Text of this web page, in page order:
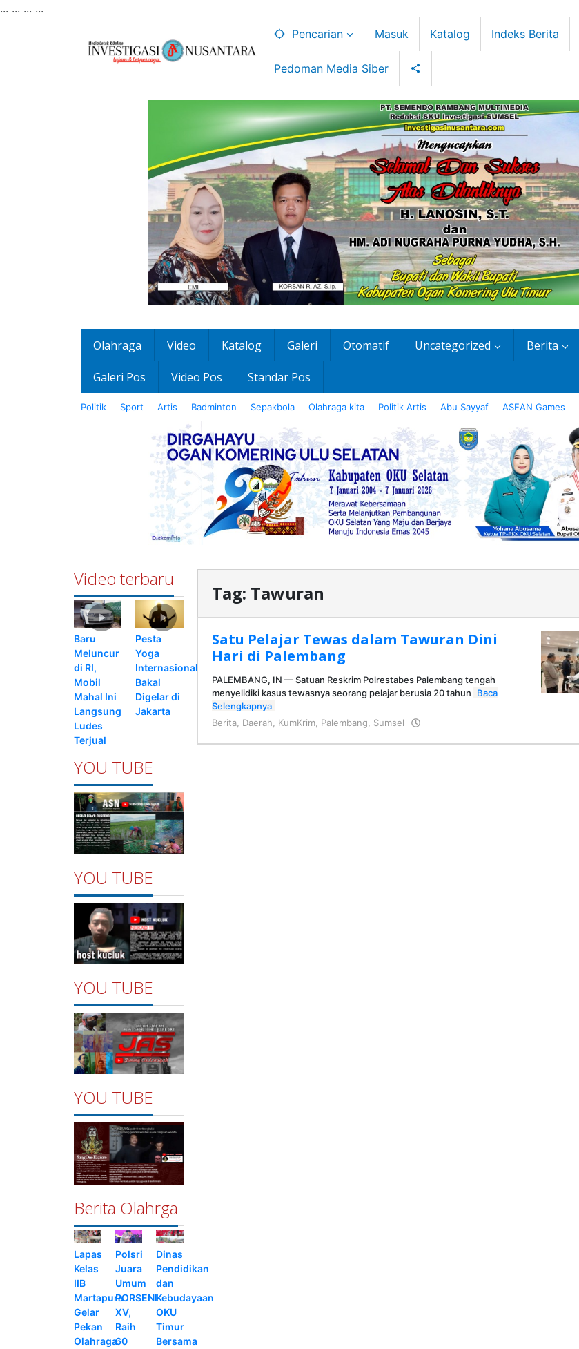
... ... ... ...
Pencarian Masuk Katalog Indeks Berita
Pedoman Media Siber
Olahraga Video Katalog Galeri Otomatif Uncategorized Berita
Galeri Pos Video Pos Standar Pos
Politik Sport Artis Badminton Sepakbola Olahraga kita Politik Artis Abu Sayyaf ASEAN Games
Video terbaru
Baru
Meluncur
di RI,
Mobil
Mahal Ini
Langsung
Ludes
Terjual
Pesta
Yoga
Internasional
Bakal
Digelar di
Jakarta
YOU TUBE
YOU TUBE
YOU TUBE
YOU TUBE
Berita Olahrga
Lapas
Kelas
IIB
Martapura
Gelar
Pekan
Olahraga
Polsri
Juara
Umum
PORSENI
XV,
Raih
60
Dinas
Pendidikan
dan
Kebudayaan
OKU
Timur
Bersama
Tag: Tawuran
Satu Pelajar Tewas dalam Tawuran Dini
Hari di Palembang
PALEMBANG, IN — Satuan Reskrim Polrestabes Palembang tengah
menyelidiki kasus tewasnya seorang pelajar berusia 20 tahun
Baca
Selengkapnya
Berita, Daerah, KumKrim, Palembang, Sumsel